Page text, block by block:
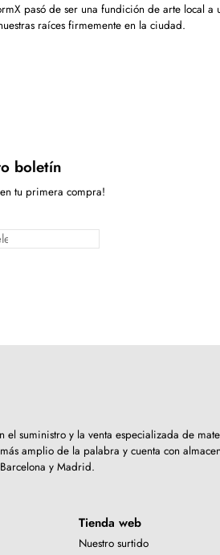
pasó de ser una fundición de arte local a
raíces firmemente en la ciudad.
boletín
tu primera compra!
el suministro y la venta especializada de
amplio de la palabra y cuenta con
y Madrid.
Tienda web
Nuestro surtido